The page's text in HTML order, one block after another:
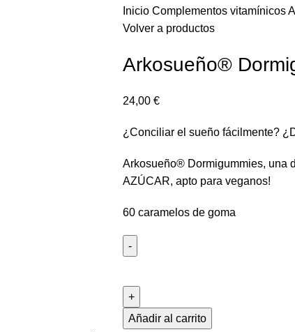
Inicio Complementos vitamínicos
Volver a productos
Arkosueño®
24,00 €
¿Conciliar el sueño fácilmente?
Arkosueño® Dormigummies, una
AZÚCAR, apto para veganos!
60 caramelos de goma
Añadir al carrito